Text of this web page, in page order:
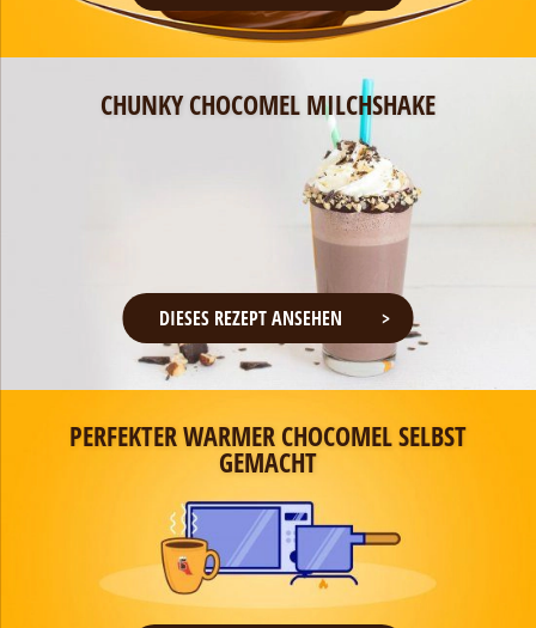
CHUNKY CHOCOMEL MILCHSHAKE
DIESES REZEPT ANSEHEN
PERFEKTER WARMER CHOCOMEL SELBST
GEMACHT